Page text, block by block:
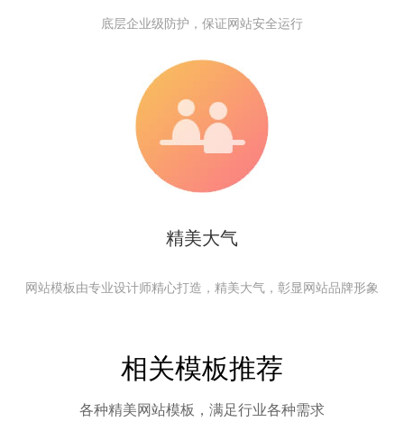
底层企业级防护，保证网站安全运行
精美大气
网站模板由专业设计师精心打造，精美大气，彰显网站品牌形象
相关模板推荐
各种精美网站模板，满足行业各种需求